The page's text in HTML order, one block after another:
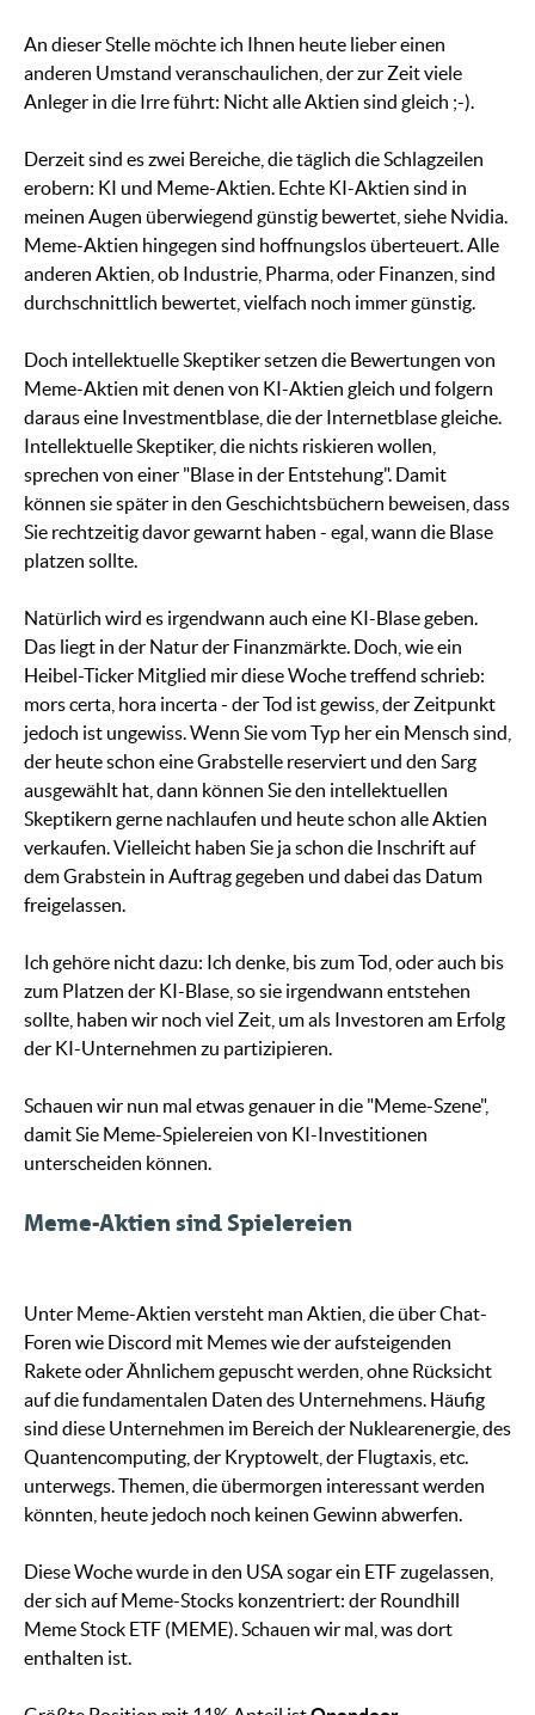
An dieser Stelle möchte ich Ihnen heute lieber einen
anderen Umstand veranschaulichen, der zur Zeit viele
Anleger in die Irre führt: Nicht alle Aktien sind gleich ;-).
Derzeit sind es zwei Bereiche, die täglich die Schlagzeilen
erobern: KI und Meme-Aktien. Echte KI-Aktien sind in
meinen Augen überwiegend günstig bewertet, siehe Nvidia.
Meme-Aktien hingegen sind hoffnungslos überteuert. Alle
anderen Aktien, ob Industrie, Pharma, oder Finanzen, sind
durchschnittlich bewertet, vielfach noch immer günstig.
Doch intellektuelle Skeptiker setzen die Bewertungen von
Meme-Aktien mit denen von KI-Aktien gleich und folgern
daraus eine Investmentblase, die der Internetblase gleiche.
Intellektuelle Skeptiker, die nichts riskieren wollen,
sprechen von einer "Blase in der Entstehung". Damit
können sie später in den Geschichtsbüchern beweisen, dass
Sie rechtzeitig davor gewarnt haben - egal, wann die Blase
platzen sollte.
Natürlich wird es irgendwann auch eine KI-Blase geben.
Das liegt in der Natur der Finanzmärkte. Doch, wie ein
Heibel-Ticker Mitglied mir diese Woche treffend schrieb:
mors certa, hora incerta - der Tod ist gewiss, der Zeitpunkt
jedoch ist ungewiss. Wenn Sie vom Typ her ein Mensch sind,
der heute schon eine Grabstelle reserviert und den Sarg
ausgewählt hat, dann können Sie den intellektuellen
Skeptikern gerne nachlaufen und heute schon alle Aktien
verkaufen. Vielleicht haben Sie ja schon die Inschrift auf
dem Grabstein in Auftrag gegeben und dabei das Datum
freigelassen.
Ich gehöre nicht dazu: Ich denke, bis zum Tod, oder auch bis
zum Platzen der KI-Blase, so sie irgendwann entstehen
sollte, haben wir noch viel Zeit, um als Investoren am Erfolg
der KI-Unternehmen zu partizipieren.
Schauen wir nun mal etwas genauer in die "Meme-Szene",
damit Sie Meme-Spielereien von KI-Investitionen
unterscheiden können.
Meme-Aktien sind Spielereien
Unter Meme-Aktien versteht man Aktien, die über Chat-
Foren wie Discord mit Memes wie der aufsteigenden
Rakete oder Ähnlichem gepuscht werden, ohne Rücksicht
auf die fundamentalen Daten des Unternehmens. Häufig
sind diese Unternehmen im Bereich der Nuklearenergie, des
Quantencomputing, der Kryptowelt, der Flugtaxis, etc.
unterwegs. Themen, die übermorgen interessant werden
könnten, heute jedoch noch keinen Gewinn abwerfen.
Diese Woche wurde in den USA sogar ein ETF zugelassen,
der sich auf Meme-Stocks konzentriert: der Roundhill
Meme Stock ETF (MEME). Schauen wir mal, was dort
enthalten ist.